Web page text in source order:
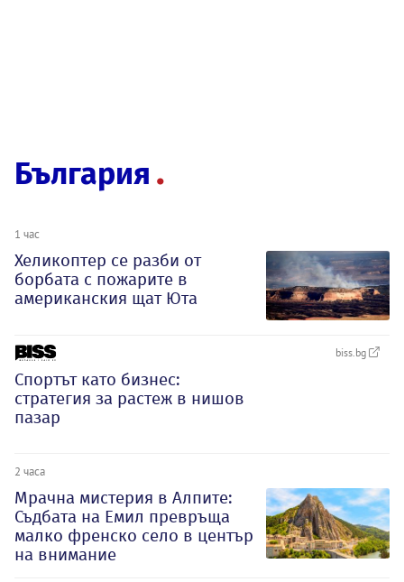
България
1 час
Хеликоптер се разби от
борбата с пожарите в
американския щат Юта
biss.bg
Спортът като бизнес:
стратегия за растеж в нишов
пазар
2 часа
Мрачна мистерия в Алпите:
Съдбата на Емил превръща
малко френско село в център
на внимание